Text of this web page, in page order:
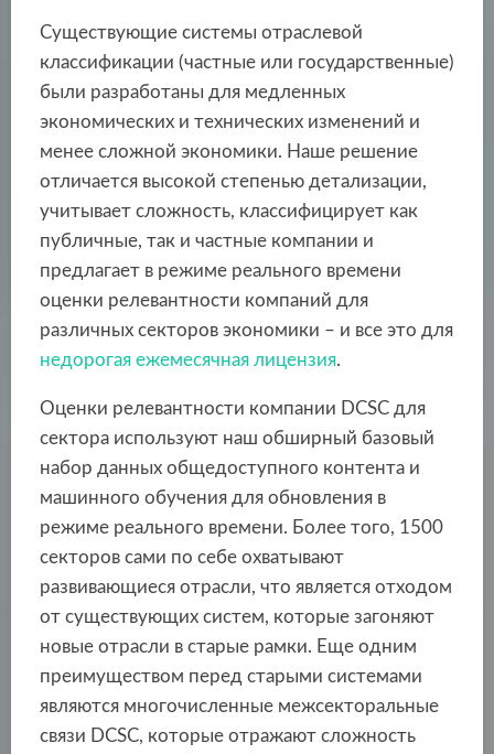
Существующие системы отраслевой
классификации (частные или государственные)
были разработаны для медленных
экономических и технических изменений и
менее сложной экономики. Наше решение
отличается высокой степенью детализации,
учитывает сложность, классифицирует как
публичные, так и частные компании и
предлагает в режиме реального времени
оценки релевантности компаний для
различных секторов экономики – и все это для
недорогая ежемесячная лицензия.
Оценки релевантности компании DCSC для
сектора используют наш обширный базовый
набор данных общедоступного контента и
машинного обучения для обновления в
режиме реального времени. Более того, 1500
секторов сами по себе охватывают
развивающиеся отрасли, что является отходом
от существующих систем, которые загоняют
новые отрасли в старые рамки. Еще одним
преимуществом перед старыми системами
являются многочисленные межсекторальные
связи DCSC, которые отражают сложность